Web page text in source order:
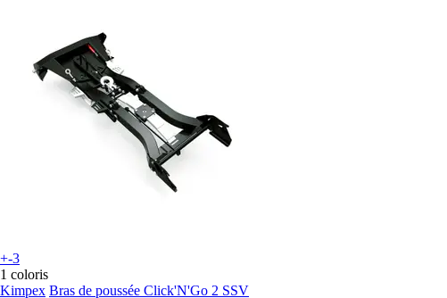
+-3
1 coloris
Kimpex Bras de poussée Click'N'Go 2 SSV